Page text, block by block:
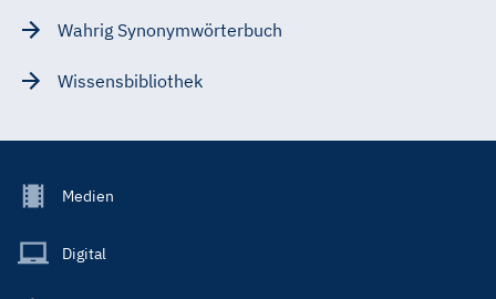
Wahrig Synonymwörterbuch
Wissensbibliothek
Footer
Main
Medien
Digital